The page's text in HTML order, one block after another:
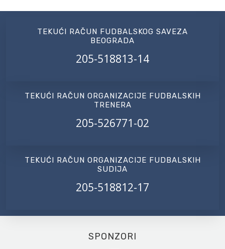
TEKUĆI RAČUN FUDBALSKOG SAVEZA
BEOGRADA
205-518813-14
TEKUĆI RAČUN ORGANIZACIJE FUDBALSKIH
TRENERA
205-526771-02
TEKUĆI RAČUN ORGANIZACIJE FUDBALSKIH
SUDIJA
205-518812-17
SPONZORI